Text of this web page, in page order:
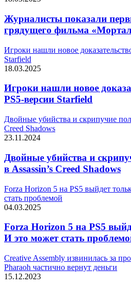
Журналисты показали
грядущего фильма
Игроки нашли новое
Starfield
18.03.2025
Игроки нашли новое
PS5-версии Starfield
Двойные убийства и скрипучие
Creed Shadows
23.11.2024
Двойные убийства и
в Assassin’s Creed Shadows
Forza Horizon 5 на PS5 выйдет
стать проблемой
04.03.2025
Forza Horizon 5 на PS5
И это может стать
Creative Assembly извинилась за
Pharaoh частично вернут деньги
15.12.2023